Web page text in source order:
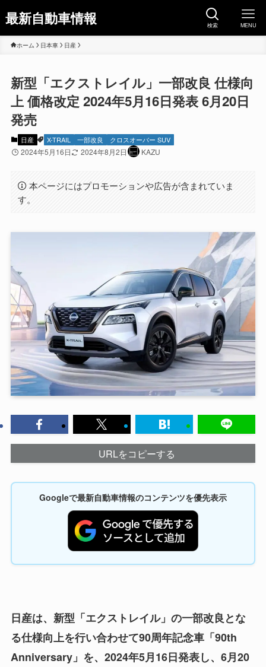
最新自動車情報 検索 MENU
ホーム 日本車 日産
新型「エクストレイル」一部改良 仕様向
上 価格改定 2024年5月16日発表 6月20日
発売
日産 X-TRAIL 一部改良 クロスオーバー SUV
2024年5月16日 2024年8月2日 KAZU
本ページにはプロモーションや広告が含まれていま
す。
URLをコピーする
Googleで最新自動車情報のコンテンツを優先表示
日産は、新型「エクストレイル」の一部改良とな
る仕様向上を行い合わせて90周年記念車「90th
Anniversary」を、2024年5月16日発表し、6月20